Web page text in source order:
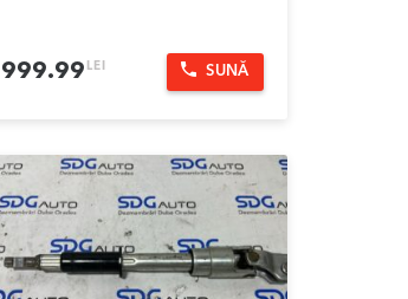
999.99 LEI SUNĂ